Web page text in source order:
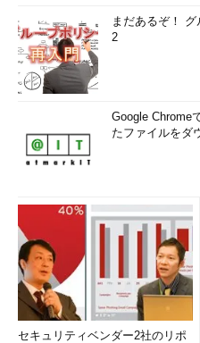
まだあるぞ！ グ
2
Google Chrome
たファイルをダ
セキュリティベンダー2社のリポ